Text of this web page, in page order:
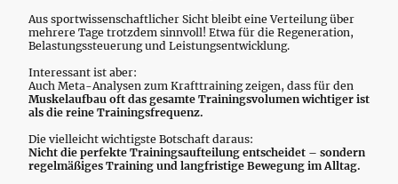
Aus sportwissenschaftlicher Sicht bleibt eine Verteilung über
mehrere Tage trotzdem sinnvoll! Etwa für die Regeneration,
Belastungssteuerung und Leistungsentwicklung.
Interessant ist aber:
Auch Meta-Analysen zum Krafttraining zeigen, dass für den
Muskelaufbau oft das gesamte Trainingsvolumen wichtiger ist
als die reine Trainingsfrequenz.
Die vielleicht wichtigste Botschaft daraus:
Nicht die perfekte Trainingsaufteilung entscheidet – sondern
regelmäßiges Training und langfristige Bewegung im Alltag.